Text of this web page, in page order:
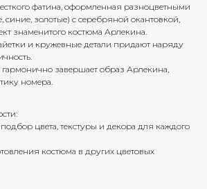
фатина, оформленная разноцветными
золотые) с серебряной окантовкой,
знаменитого костюма Арлекина.
и кружевные детали придают наряду
гармонично завершает образ Арлекина,
номера.
цвета, текстуры и декора для каждого
костюма в других цветовых